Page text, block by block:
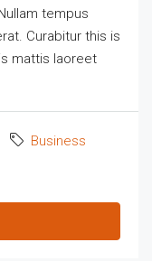
tempus
Curabitur this is
mattis laoreet
Business